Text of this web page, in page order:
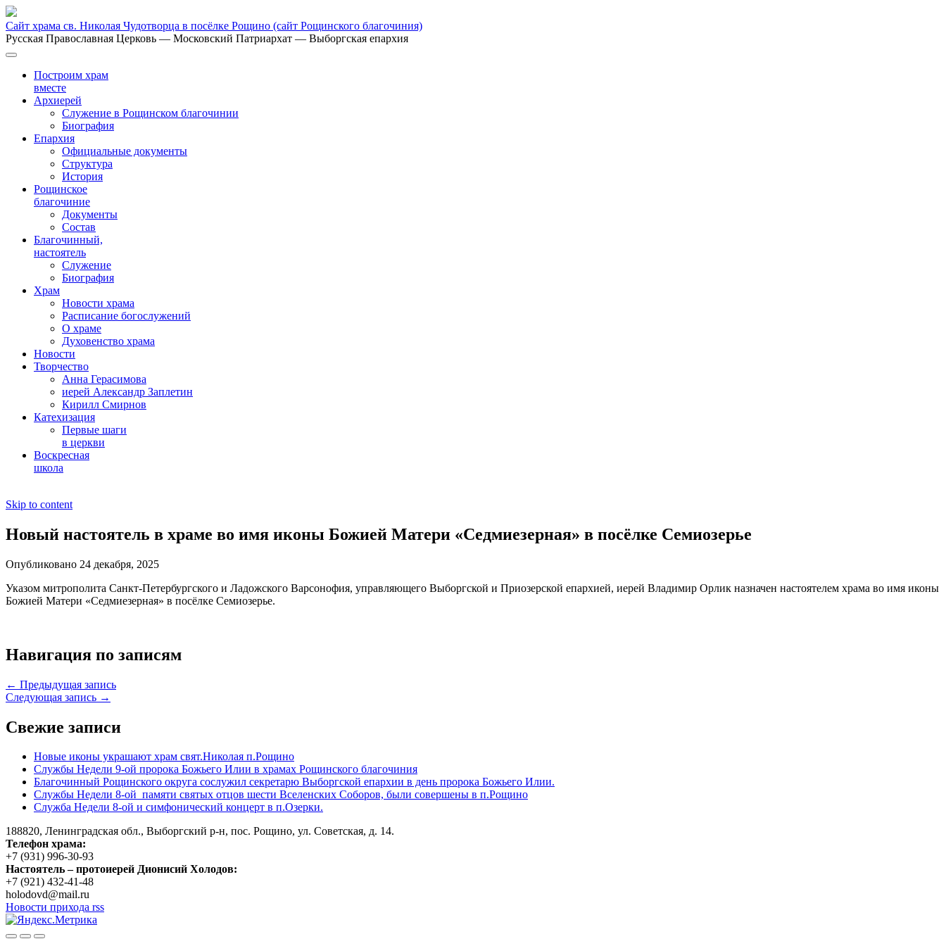
Сайт храма св. Николая Чудотворца в посёлке Рощино (сайт Рощинского благочиния)
Русская Православная Церковь — Московский Патриархат — Выборгская епархия
Построим храм
вместе
Архиерей
Служение в Рощинском благочинии
Биография
Епархия
Официальные документы
Структура
История
Рощинское
благочиние
Документы
Состав
Благочинный,
настоятель
Служение
Биография
Храм
Новости храма
Расписание богослужений
О храме
Духовенство храма
Новости
Творчество
Анна Герасимова
иерей Александр Заплетин
Кирилл Смирнов
Катехизация
Первые шаги
в церкви
Воскресная
школа
Skip to content
Новый настоятель в храме во имя иконы Божией Матери «Седмиезерная» в посёлке Семиозерье
Опубликовано 24 декабря, 2025
Указом митрополита Санкт-Петербургского и Ладожского Варсонофия, управляющего Выборгской и Приозерской епархией, иерей Владимир Орлик назначен настоятелем храма во имя иконы
Божией Матери «Седмиезерная» в посёлке Семиозерье.
Навигация по записям
← Предыдущая запись
Следующая запись →
Свежие записи
Новые иконы украшают храм свят.Николая п.Рощино
Службы Недели 9-ой пророка Божьего Илии в храмах Рощинского благочиния
Благочинный Рощинского округа сослужил секретарю Выборгской епархии в день пророка Божьего Илии.
Службы Недели 8-ой памяти святых отцов шести Вселенских Соборов, были совершены в п.Рощино
Служба Недели 8-ой и симфонический концерт в п.Озерки.
188820, Ленинградская обл., Выборгский р-н, пос. Рощино, ул. Советская, д. 14.
Телефон храма:
+7 (931) 996-30-93
Настоятель – протоиерей Дионисий Холодов:
+7 (921) 432-41-48
holodovd@mail.ru
Новости прихода rss